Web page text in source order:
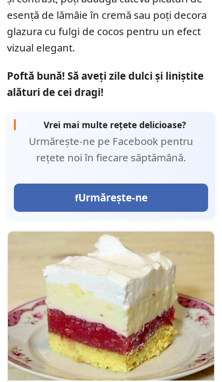
esență de lămâie în cremă sau poți decora
glazura cu fulgi de cocos pentru un efect
vizual elegant.
Poftă bună! Să aveți zile dulci și liniștite
alături de cei dragi!
Vrei mai multe rețete delicioase?
Urmărește-ne pe Facebook pentru
rețete noi în fiecare săptămână.
Urmărește-ne